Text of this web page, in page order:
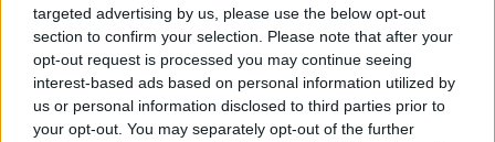
targeted advertising by us, please use the below opt-out
section to confirm your selection. Please note that after your
opt-out request is processed you may continue seeing
interest-based ads based on personal information utilized by
us or personal information disclosed to third parties prior to
your opt-out. You may separately opt-out of the further
NEWSROOM/07 Αυγ 2026